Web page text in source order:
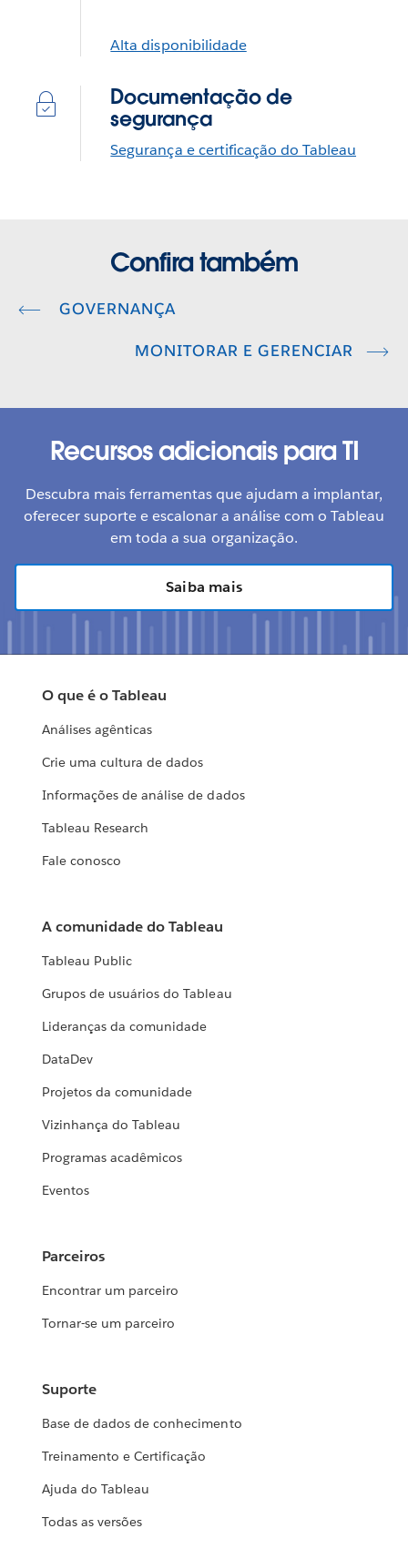
Alta disponibilidade
Documentação de
segurança
Segurança e certificação do Tableau
Confira também
GOVERNANÇA
MONITORAR E GERENCIAR
Recursos adicionais para TI
Descubra mais ferramentas que ajudam a implantar,
oferecer suporte e escalonar a análise com o Tableau
em toda a sua organização.
Saiba mais
O que é o Tableau
Análises agênticas
Crie uma cultura de dados
Informações de análise de dados
Tableau Research
Fale conosco
A comunidade do Tableau
Tableau Public
Grupos de usuários do Tableau
Lideranças da comunidade
DataDev
Projetos da comunidade
Vizinhança do Tableau
Programas acadêmicos
Eventos
Parceiros
Encontrar um parceiro
Tornar-se um parceiro
Suporte
Base de dados de conhecimento
Treinamento e Certificação
Ajuda do Tableau
Todas as versões